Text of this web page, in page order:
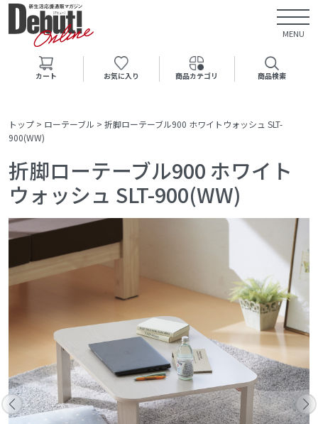
MENU
カート お気に入り 商品カテゴリ 商品検索
トップ > ローテーブル > 折脚ローテーブル900 ホワイトウォッシュ SLT-
900(WW)
折脚ローテーブル900 ホワイト
ウォッシュ SLT-900(WW)